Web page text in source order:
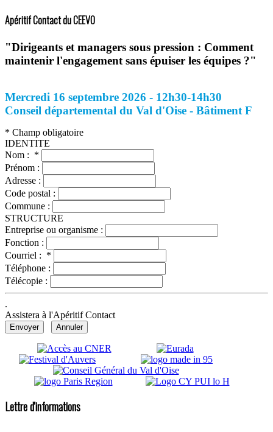
Apéritif Contact du CEEVO
"Dirigeants et managers sous pression : Comment
maintenir l'engagement sans épuiser les équipes ?"
Mercredi 16 septembre 2026 - 12h30-14h30
Conseil départemental du Val d'Oise - Bâtiment F
* Champ obligatoire
IDENTITE
Nom : *
Prénom :
Adresse :
Code postal :
Commune :
STRUCTURE
Entreprise ou organisme :
Fonction :
Courriel : *
Téléphone :
Télécopie :
.
Assistera à l'Apéritif Contact
Lettre d'informations